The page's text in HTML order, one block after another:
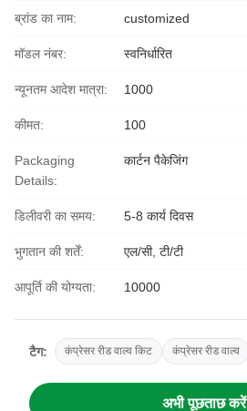
ब्रांड का नाम: customized
मॉडल नंबर: स्वनिर्धारित
न्यूनतम आदेश मात्रा: 1000
कीमत: 100
Packaging
Details:
कार्टन पैकेजिंग
डिलीवरी का समय: 5-8 कार्य दिवस
भुगतान की शर्तें: एल/सी, टी/टी
आपूर्ति की योग्यता: 10000
टैग: कंप्रेसर रीड वाल्व किट कंप्रेसर रीड वाल्व
अभी पूछताछ करें